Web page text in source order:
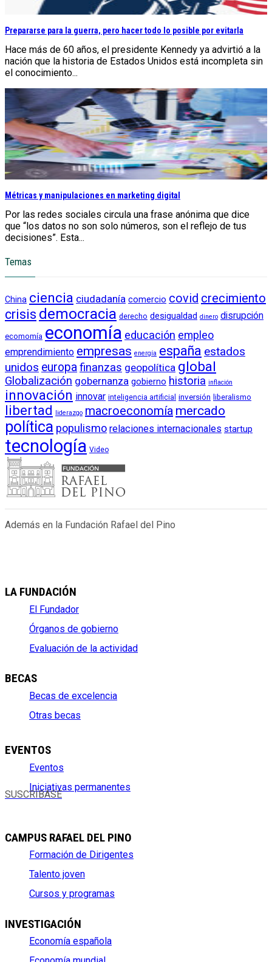
Prepararse para la guerra, pero hacer todo lo posible por evitarla
Hace más de 60 años, el presidente Kennedy ya advirtió a la
nación que la historia de Estados Unidos está incompleta sin
el conocimiento...
Métricas y manipulaciones en marketing digital
Por las redes sociales circula una frase anónima que dice
que “los datos no son solo números, son el reflejo de tus
decisiones”. Esta...
Temas
China ciencia ciudadanía comercio covid crecimiento
crisis democracia derecho desigualdad dinero disrupción
ecomomía economía educación empleo
emprendimiento empresas energía españa estados
unidos europa finanzas geopolítica global
Globalización gobernanza gobierno historia inflación
innovación innovar inteligencia artificial inversión liberalismo
libertad liderazgo macroeconomía mercado
política populismo relaciones internacionales startup
tecnología Video
Además en la Fundación Rafael del Pino
LA FUNDACIÓN
El Fundador
Órganos de gobierno
Evaluación de la actividad
BECAS
Becas de excelencia
Otras becas
EVENTOS
Eventos
Iniciativas permanentes
SUSCRÍBASE
CAMPUS RAFAEL DEL PINO
Formación de Dirigentes
Talento joven
Cursos y programas
INVESTIGACIÓN
Economía española